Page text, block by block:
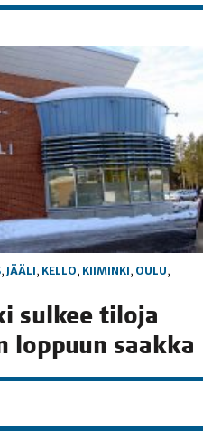
, JÄÄLI, KELLO, KIIMINKI, OULU,
sul­kee tilo­ja
lop­puun saakka